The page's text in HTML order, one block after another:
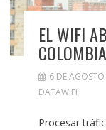
EL WIFI
COLOMBIA
6 DE
DATAWIFI
Procesar